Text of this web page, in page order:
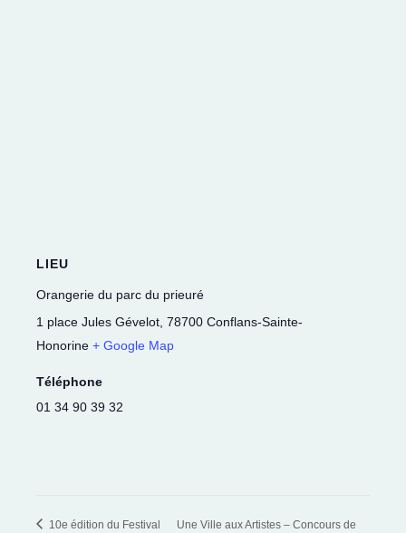
LIEU
Orangerie du parc du prieuré
1 place Jules Gévelot 78700 Conflans-Sainte-
Honorine + Google Map
Téléphone
01 34 90 39 32
10e édition du Festival
Une Ville aux Artistes – Concours de